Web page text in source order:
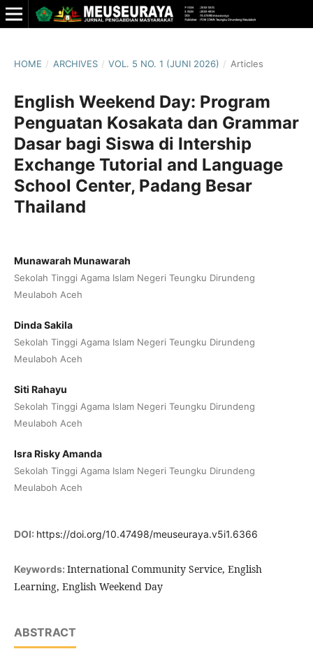
HOME / ARCHIVES / VOL. 5 NO. 1 (JUNI 2026) / Articles
English Weekend Day: Program
Penguatan Kosakata dan Grammar
Dasar bagi Siswa di Intership
Exchange Tutorial and Language
School Center, Padang Besar
Thailand
Munawarah Munawarah
Sekolah Tinggi Agama Islam Negeri Teungku Dirundeng
Meulaboh Aceh
Dinda Sakila
Sekolah Tinggi Agama Islam Negeri Teungku Dirundeng
Meulaboh Aceh
Siti Rahayu
Sekolah Tinggi Agama Islam Negeri Teungku Dirundeng
Meulaboh Aceh
Isra Risky Amanda
Sekolah Tinggi Agama Islam Negeri Teungku Dirundeng
Meulaboh Aceh
DOI: https://doi.org/10.47498/meuseuraya.v5i1.6366
Keywords: International Community Service, English
Learning, English Weekend Day
ABSTRACT